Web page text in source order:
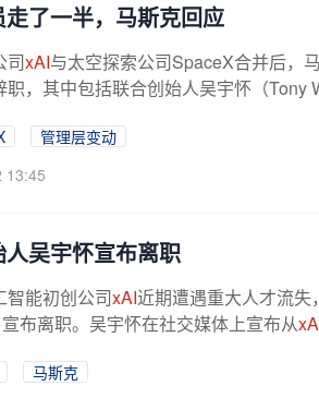
了一半，马斯克回应
司xAI与太空探索公司SpaceX合并后，
职，其中包括联合创始人吴宇怀（Tony
管理层变动
13:45
吴宇怀宣布离职
智能初创公司xAI近期遭遇重大人才流
布离职。吴宇怀在社交媒体上宣布从
马斯克